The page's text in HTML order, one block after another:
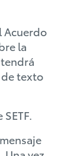
Acuerdo
la
de texto